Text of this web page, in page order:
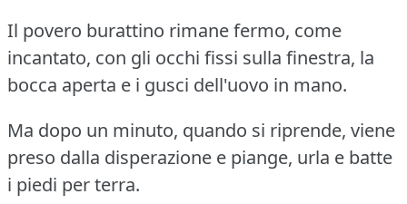
Il povero burattino rimane fermo, come
incantato, con gli occhi fissi sulla finestra, la
bocca aperta e i gusci dell'uovo in mano.
Ma dopo un minuto, quando si riprende, viene
preso dalla disperazione e piange, urla e batte
i piedi per terra.